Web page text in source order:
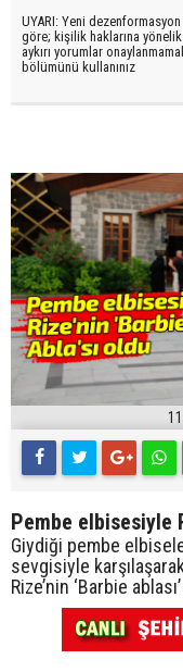
UYARI: Yeni
göre; kişilik haklarına
aykırı yorumlar
bölümünü kullanınız
Pembe elbisesiyle
Giydiği pembe
sevgisiyle
Rize’nin ‘Barbie